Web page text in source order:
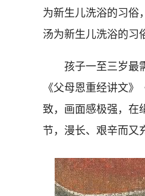
为新生儿洗浴的习俗
汤为新生儿洗浴的习
孩子一至三岁最需
《父母恩重经讲文
致，画面感极强，在
节，漫长、艰辛而又